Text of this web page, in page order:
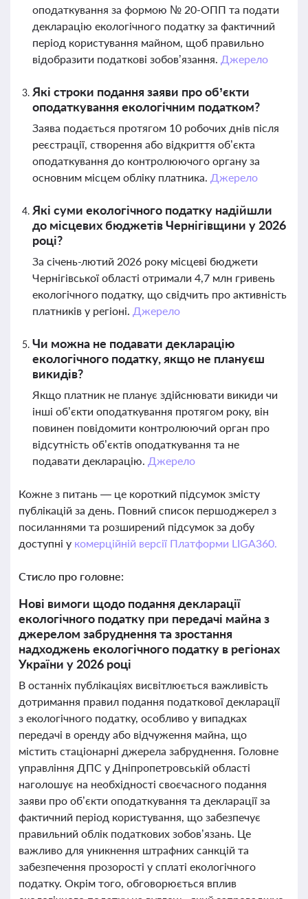
оподаткування за формою № 20-ОПП та подати
декларацію екологічного податку за фактичний
період користування майном, щоб правильно
відобразити податкові зобов’язання. Джерело
Які строки подання заяви про об’єкти
оподаткування екологічним податком?
Заява подається протягом 10 робочих днів після
реєстрації, створення або відкриття об’єкта
оподаткування до контролюючого органу за
основним місцем обліку платника. Джерело
Які суми екологічного податку надійшли
до місцевих бюджетів Чернігівщини у 2026
році?
За січень-лютий 2026 року місцеві бюджети
Чернігівської області отримали 4,7 млн гривень
екологічного податку, що свідчить про активність
платників у регіоні. Джерело
Чи можна не подавати декларацію
екологічного податку, якщо не плануєш
викидів?
Якщо платник не планує здійснювати викиди чи
інші об’єкти оподаткування протягом року, він
повинен повідомити контролюючий орган про
відсутність об’єктів оподаткування та не
подавати декларацію. Джерело
Кожне з питань — це короткий підсумок змісту
публікацій за день. Повний список першоджерел з
посиланнями та розширений підсумок за добу
доступні у комерційній версії Платформи LIGA360.
Стисло про головне:
Нові вимоги щодо подання декларації
екологічного податку при передачі майна з
джерелом забруднення та зростання
надходжень екологічного податку в регіонах
України у 2026 році
В останніх публікаціях висвітлюється важливість
дотримання правил подання податкової декларації
з екологічного податку, особливо у випадках
передачі в оренду або відчуження майна, що
містить стаціонарні джерела забруднення. Головне
управління ДПС у Дніпропетровській області
наголошує на необхідності своєчасного подання
заяви про об’єкти оподаткування та декларації за
фактичний період користування, що забезпечує
правильний облік податкових зобов’язань. Це
важливо для уникнення штрафних санкцій та
забезпечення прозорості у сплаті екологічного
податку. Окрім того, обговорюється вплив